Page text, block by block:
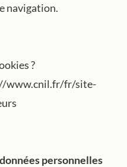
navigation.
?
www.cnil.fr/fr/site-
personnelles